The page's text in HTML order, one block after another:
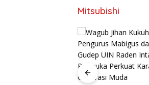
Mitsubishi